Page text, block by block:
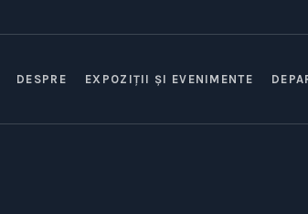
DESPRE EXPOZIȚII ȘI EVENIMENTE